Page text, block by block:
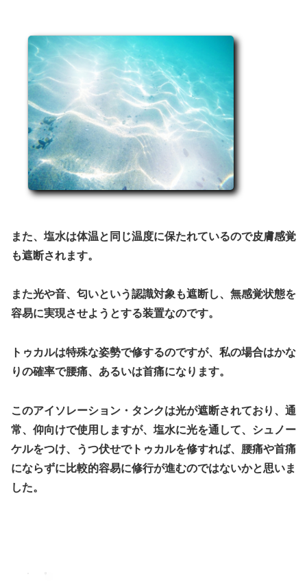
また、塩水は体温と同じ温度に保たれているので皮膚感覚
も遮断されます。
また光や音、匂いという認識対象も遮断し、無感覚状態を
容易に実現させようとする装置なのです。
トゥカルは特殊な姿勢で修するのですが、私の場合はかな
りの確率で腰痛、あるいは首痛になります。
このアイソレーション・タンクは光が遮断されており、通
常、仰向けで使用しますが、塩水に光を通して、シュノー
ケルをつけ、うつ伏せでトゥカルを修すれば、腰痛や首痛
にならずに比較的容易に修行が進むのではないかと思いま
した。